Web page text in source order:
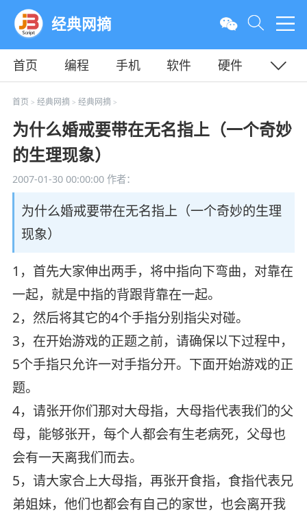
经典网摘
首页 编程 手机 软件
硬件
教程
平面 服务器
首页 > 经典网摘 > 经典网摘 >
为什么婚戒要带在无名指上（一个奇妙
的生理现象）
2007-01-30 00:00:00作者：
为什么婚戒要带在无名指上（一个奇妙的生理
现象）
1，首先大家伸出两手，将中指向下弯曲，对靠在
一起，就是中指的背跟背靠在一起。
2，然后将其它的4个手指分别指尖对碰。
3，在开始游戏的正题之前，请确保以下过程中，
5个手指只允许一对手指分开。下面开始游戏的正
题。
4，请张开你们那对大母指，大母指代表我们的父
母，能够张开，每个人都会有生老病死，父母也
会有一天离我们而去。
5，请大家合上大母指，再张开食指，食指代表兄
弟姐妹，他们也都会有自己的家世，也会离开我